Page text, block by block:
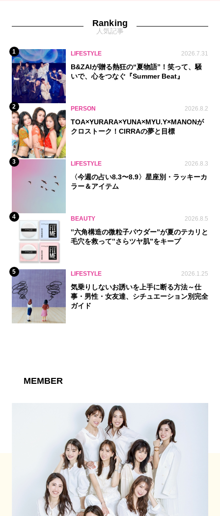
Ranking
人気記事
1 LIFESTYLE 2026.7.31
B&ZAIが贈る熱狂の“夏物語”！笑って、騒
いで、心をつなぐ『Summer Beat』
2 PERSON 2026.8.2
TOA×YURARA×YUNA×MYU.Y×MANONが
クロストーク！CIRRAの夢と目標
3 LIFESTYLE 2026.8.3
〈今週の占い8.3〜8.9〉星座別・ラッキーカ
ラー＆アイテム
4 BEAUTY 2026.8.5
‟六角構造の微粒子パウダー”が夏のテカリと
毛穴を救って‟さらツヤ肌”をキープ
5 LIFESTYLE 2026.1.25
気乗りしないお誘いを上手に断る方法～仕
事・男性・女友達、シチュエーション別完全
ガイド
MEMBER